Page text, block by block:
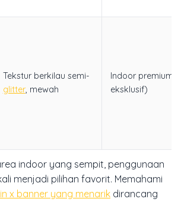
Tekstur berkilau semi-
glitter, mewah
Indoor premium
eksklusif)
indoor yang sempit, penggunaan
menjadi pilihan favorit. Memahami
x banner yang menarik dirancang